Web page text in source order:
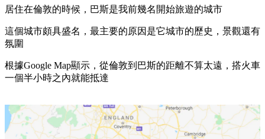
居住在倫敦的時候，巴斯是我前幾名開始旅遊的城市
這個城市頗具盛名，最主要的原因是它城市的歷史，景觀還有
氛圍
根據Google Map顯示，從倫敦到巴斯的距離不算太遠，搭火車
一個半小時之內就能抵達